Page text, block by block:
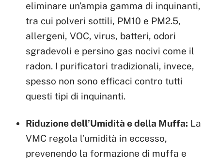
eliminare un’ampia gamma di inquinanti,
tra cui polveri sottili, PM10 e PM2.5,
allergeni, VOC, virus, batteri, odori
sgradevoli e persino gas nocivi come il
radon. I purificatori tradizionali, invece,
spesso non sono efficaci contro tutti
questi tipi di inquinanti.
Riduzione dell’Umidità e della Muffa: La
VMC regola l’umidità in eccesso,
prevenendo la formazione di muffa e